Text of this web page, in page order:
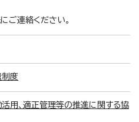
ご連絡ください。
制度
用、適正管理等の推進に関する協